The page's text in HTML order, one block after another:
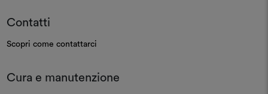
Contatti
Scopri come contattarci
Cura e manutenzione